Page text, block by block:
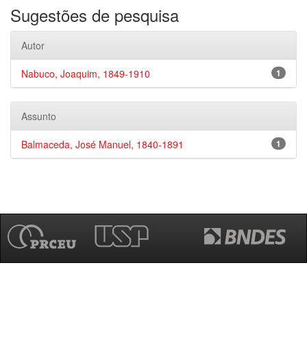
Sugestões de pesquisa
Autor
1
Nabuco, Joaquim, 1849-1910
Assunto
1
Balmaceda, José Manuel, 1840-1891